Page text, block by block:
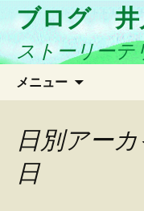
ブログ 井
ストーリーテ
メニュー
ン
日別アーカ
日